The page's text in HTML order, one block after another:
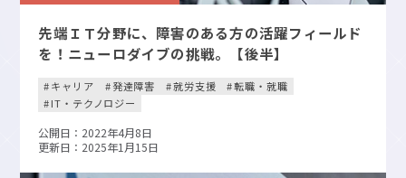
先端ＩＴ分野に、障害のある方の活躍フィールド
を！ニューロダイブの挑戦。【後半】
キャリア 発達障害 就労支援
転職・就職
IT・テクノロジー
公開日：2022年4月8日
更新日：2025年1月15日